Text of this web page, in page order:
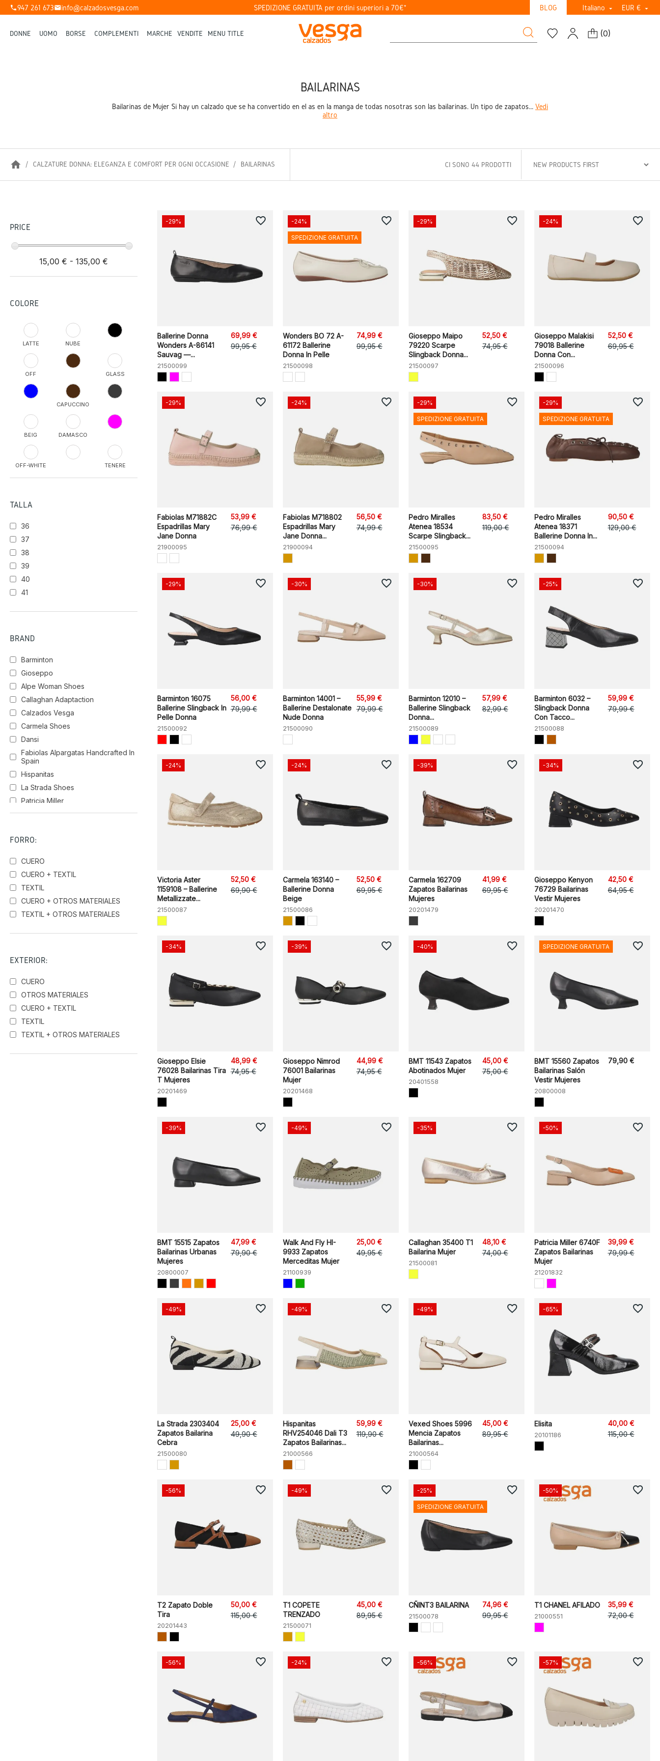
phone947 261 673mailinfo@calzadosvesga.com SPEDIZIONE GRATUITA per ordini superiori a 70€* BLOG Italiano  EUR € 
DONNE UOMO BORSE COMPLEMENTI MARCHE VENDITE MENU TITLE (0)
BAILARINAS
Bailarinas de Mujer Si hay un calzado que se ha convertido en el as en la manga de todas nosotras son las bailarinas. Un tipo de zapatos... Vedi
altro
home CALZATURE DONNA: ELEGANZA E COMFORT PER OGNI OCCASIONE BAILARINAS CI SONO 44 PRODOTTI
PRICE
15,00 € - 135,00 €
COLORE
LATTE NUBE
OFF GLASS
CAPUCCINO
BEIG DAMASCO
OFF-WHITE TENERE
TALLA
36
37
38
39
40
41
BRAND
Barminton
Gioseppo
Alpe Woman Shoes
Callaghan Adaptaction
Calzados Vesga
Carmela Shoes
Dansi
Fabiolas Alpargatas Handcrafted In
Spain
Hispanitas
La Strada Shoes
Patricia Miller
Pedro Miralles
Vexed Shoes
FORRO:
CUERO
CUERO + TEXTIL
TEXTIL
CUERO + OTROS MATERIALES
TEXTIL + OTROS MATERIALES
EXTERIOR:
CUERO
OTROS MATERIALES
CUERO + TEXTIL
TEXTIL
TEXTIL + OTROS MATERIALES
Ballerine Donna
Wonders A-86141
Sauvag —...
21500099
69,99 €
99,95 €
-29% favorite_border
Wonders BO 72 A-
61172 Ballerine
Donna In Pelle
21500098
74,99 €
99,95 €
-24%
SPEDIZIONE GRATUITA
favorite_border
Gioseppo Maipo
79220 Scarpe
Slingback Donna...
21500097
52,50 €
74,95 €
-29% favorite_border
Gioseppo Malakisi
79018 Ballerine
Donna Con...
21500096
52,50 €
69,95 €
-24% favorite_border
Fabiolas M71882C
Espadrillas Mary
Jane Donna
21900095
53,99 €
76,99 €
-29% favorite_border
Fabiolas M718802
Espadrillas Mary
Jane Donna...
21900094
56,50 €
74,99 €
-24% favorite_border
Pedro Miralles
Atenea 18534
Scarpe Slingback...
21500095
83,50 €
119,00 €
-29%
SPEDIZIONE GRATUITA
favorite_border
Pedro Miralles
Atenea 18371
Ballerine Donna In...
21500094
90,50 €
129,00 €
-29%
SPEDIZIONE GRATUITA
favorite_border
Barminton 16075
Ballerine Slingback In
Pelle Donna
21500092
56,00 €
79,99 €
-29% favorite_border
Barminton 14001 –
Ballerine Destalonate
Nude Donna
21500090
55,99 €
79,99 €
-30% favorite_border
Barminton 12010 –
Ballerine Slingback
Donna...
21500089
57,99 €
82,99 €
-30% favorite_border
Barminton 6032 –
Slingback Donna
Con Tacco...
21500088
59,99 €
79,99 €
-25% favorite_border
Victoria Aster
1159108 – Ballerine
Metallizzate...
21500087
52,50 €
69,90 €
-24% favorite_border
Carmela 163140 –
Ballerine Donna
Beige
21500086
52,50 €
69,95 €
-24% favorite_border
Carmela 162709
Zapatos Bailarinas
Mujeres
20201479
41,99 €
69,95 €
-39% favorite_border
Gioseppo Kenyon
76729 Bailarinas
Vestir Mujeres
20201470
42,50 €
64,95 €
-34% favorite_border
Gioseppo Elsie
76028 Bailarinas Tira
T Mujeres
20201469
48,99 €
74,95 €
-34% favorite_border
Gioseppo Nimrod
76001 Bailarinas
Mujer
20201468
44,99 €
74,95 €
-39% favorite_border
BMT 11543 Zapatos
Abotinados Mujer
20401558
45,00 €
75,00 €
-40% favorite_border
BMT 15560 Zapatos
Bailarinas Salón
Vestir Mujeres
20800008
79,90 €
SPEDIZIONE GRATUITA favorite_border
BMT 15515 Zapatos
Bailarinas Urbanas
Mujeres
20800007
47,99 €
79,90 €
-39% favorite_border
Walk And Fly HI-
9933 Zapatos
Merceditas Mujer
21100939
25,00 €
49,95 €
-49% favorite_border
Callaghan 35400 T1
Bailarina Mujer
21500081
48,10 €
74,00 €
-35% favorite_border
Patricia Miller 6740F
Zapatos Bailarinas
Mujer
21201832
39,99 €
79,99 €
-50% favorite_border
La Strada 2303404
Zapatos Bailarina
Cebra
21500080
25,00 €
49,90 €
-49% favorite_border
Hispanitas
RHV254046 Dali T3
Zapatos Bailarinas...
21000566
59,99 €
119,90 €
-49% favorite_border
Vexed Shoes 5996
Mencia Zapatos
Bailarinas...
21000564
45,00 €
89,95 €
-49% favorite_border
Elisita
20101186
40,00 €
115,00 €
-65% favorite_border
T2 Zapato Doble
Tira
20201443
50,00 €
115,00 €
-56% favorite_border
T1 COPETE
TRENZADO
21500071
45,00 €
89,95 €
-49% favorite_border
CÑINT3 BAILARINA
21500078
74,96 €
99,95 €
-25%
SPEDIZIONE GRATUITA
favorite_border
T1 CHANEL AFILADO
21000551
35,99 €
72,00 €
-50% favorite_border
-56% favorite_border -24% favorite_border -56% favorite_border -57% favorite_border